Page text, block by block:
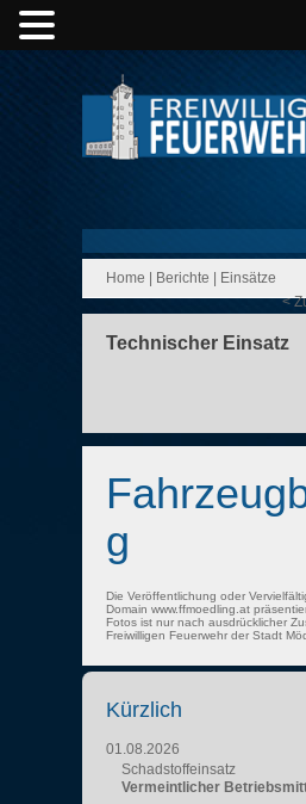
Home Berichte
Einsätze
<
Technischer Einsatz
g
Die Veröffentlichung oder
Domain www.ffmoedling.at
Fotos ist nur nach ausdrücklicher
Freiwilligen Feuerwehr der Stadt
Kürzlich
01.08.2026
Schadstoffeinsatz
Vermeintlicher